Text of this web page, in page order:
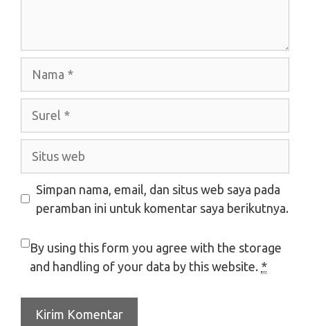
Simpan nama, email, dan situs web saya pada
peramban ini untuk komentar saya berikutnya.
By using this form you agree with the storage
and handling of your data by this website. *